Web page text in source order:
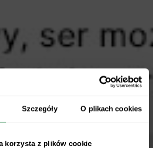
Szczegóły O plikach cookies
korzysta z plików cookie